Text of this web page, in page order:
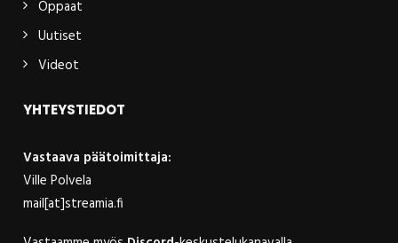
Oppaat
Uutiset
Videot
YHTEYSTIEDOT
Vastaava päätoimittaja:
Ville Polvela
mail[at]streamia.fi